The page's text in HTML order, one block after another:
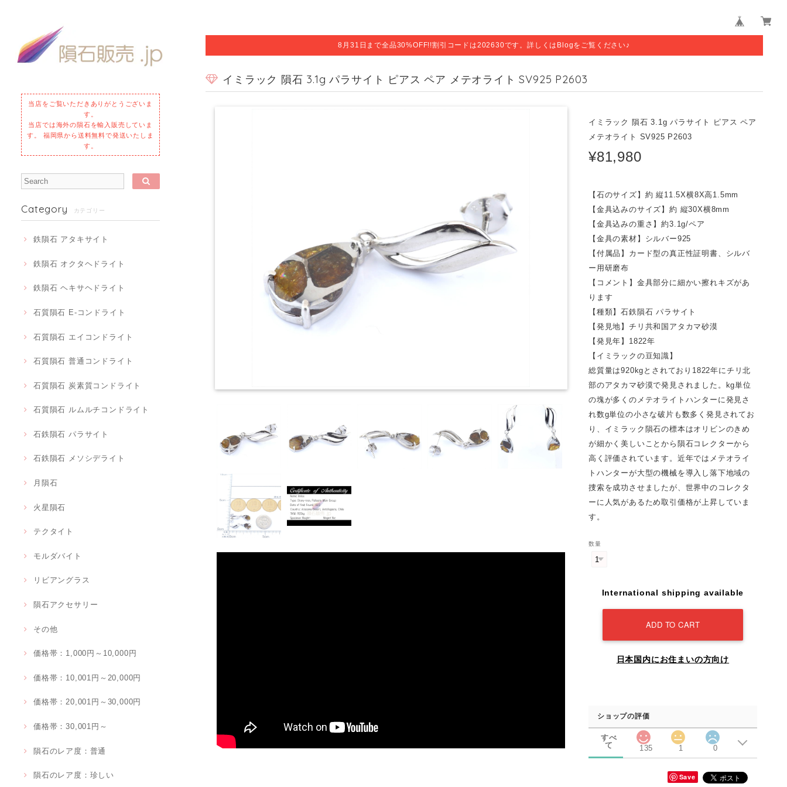
当店をご覧いただきありがとうございま
す。
当店では海外の隕石を輸入販売していま
す。 福岡県から送料無料で発送いたしま
す。
Category カテゴリー
鉄隕石 アタキサイト
鉄隕石 オクタヘドライト
鉄隕石 ヘキサヘドライト
石質隕石 E-コンドライト
石質隕石 エイコンドライト
石質隕石 普通コンドライト
石質隕石 炭素質コンドライト
石質隕石 ルムルチコンドライト
石鉄隕石 パラサイト
石鉄隕石 メソシデライト
月隕石
火星隕石
テクタイト
モルダバイト
リビアングラス
隕石アクセサリー
その他
価格帯：1,000円～10,000円
価格帯：10,001円～20,000円
価格帯：20,001円～30,000円
価格帯：30,001円～
隕石のレア度：普通
隕石のレア度：珍しい
8月31日まで全品30%OFF!!割引コードは202630です。詳しくはBlogをご覧ください♪
イミラック 隕石 3.1g パラサイト ピアス ペア メテオライト SV925 P2603
イミラック 隕石 3.1g パラサイト ピアス ペア
メテオライト SV925 P2603
¥81,980
【石のサイズ】約 縦11.5X横8X高1.5mm
【金具込みのサイズ】約 縦30X横8mm
【金具込みの重さ】約3.1g/ペア
【金具の素材】シルバー925
【付属品】カード型の真正性証明書、シルバ
ー用研磨布
【コメント】金具部分に細かい擦れキズがあ
ります
【種類】石鉄隕石 パラサイト
【発見地】チリ共和国アタカマ砂漠
【発見年】1822年
【イミラックの豆知識】
総質量は920kgとされており1822年にチリ北
部のアタカマ砂漠で発見されました。kg単位
の塊が多くのメテオライトハンターに発見さ
れ数g単位の小さな破片も数多く発見されてお
り、イミラック隕石の標本はオリビンのきめ
が細かく美しいことから隕石コレクターから
高く評価されています。近年ではメテオライ
トハンターが大型の機械を導入し落下地域の
捜索を成功させましたが、世界中のコレクタ
ーに人気があるため取引価格が上昇していま
す。
数量
International shipping available
ADD TO CART
日本国内にお住まいの方向け
ショップの評価
すべ
て
135 1 0
Save